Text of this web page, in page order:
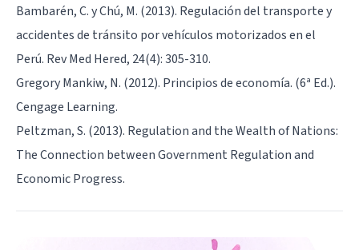
Bambarén, C. y Chú, M. (2013). Regulación del transporte y
accidentes de tránsito por vehículos motorizados en el
Perú. Rev Med Hered, 24(4): 305-310.
Gregory Mankiw, N. (2012). Principios de economía. (6ª Ed.).
Cengage Learning.
Peltzman, S. (2013). Regulation and the Wealth of Nations:
The Connection between Government Regulation and
Economic Progress.